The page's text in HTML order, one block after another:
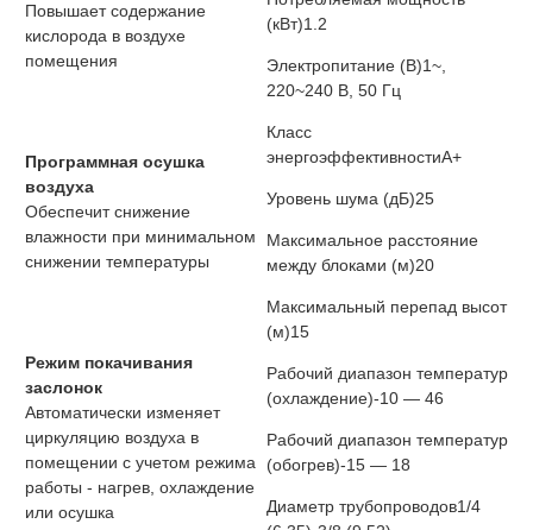
Повышает содержание
кислорода в воздухе
помещения
Программная осушка
воздуха
Обеспечит снижение
влажности при минимальном
снижении температуры
Режим покачивания
заслонок
Автоматически изменяет
циркуляцию воздуха в
помещении с учетом режима
работы - нагрев, охлаждение
или осушка
(кВт)1.2
Электропитание (В)1~,
220~240 В, 50 Гц
Класс
энергоэффективностиA+
Уровень шума (дБ)25
Максимальное расстояние
между блоками (м)20
Максимальный перепад высот
(м)15
Рабочий диапазон температур
(охлаждение)-10 — 46
Рабочий диапазон температур
(обогрев)-15 — 18
Диаметр трубопроводов1/4